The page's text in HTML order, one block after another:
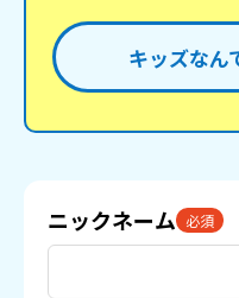
キッズなん
ニックネーム 必須